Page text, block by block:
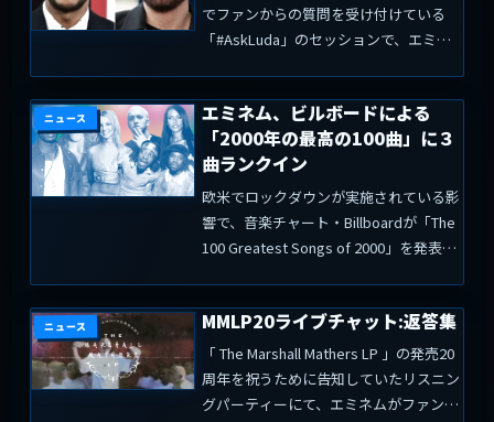
でファンからの質問を受け付けている
「#AskLuda」のセッションで、エミネ
た。生死を問わず、すべてのラッパーの
中か...
ニュース
エミネム、ビルボードによる
「2000年の最高の100曲」に３
曲ランクイン
欧米でロックダウンが実施されている影
響で、音楽チャート・Billboardが「The
100 Greatest Songs of 2000」を発表し
ています。 4位 E...
ニュース MMLP20ライブチャット:返答集
「 The Marshall Mathers LP 」の発売20
周年を祝うために告知していたリスニン
グパーティーにて、エミネムがファンと